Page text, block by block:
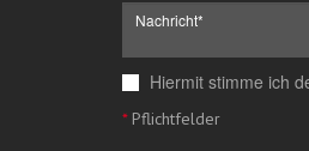
Hiermit stimme ich
*Pflichtfelder